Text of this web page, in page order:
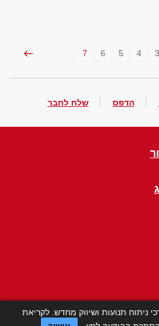
3
4
5
6
7
הדפס שלח לחבר
ניתוח תנועות ושיווק מחדש. לקריאת